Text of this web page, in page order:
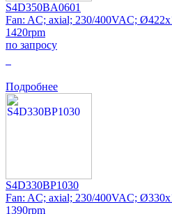
S4D350BA0601
Fan: AC; axial; 230/400VAC;
1420rpm
по запросу
Подробнее
S4D330BP1030
Fan: AC; axial; 230/400VAC;
1390rpm